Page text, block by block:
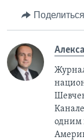
Поделиться
одним